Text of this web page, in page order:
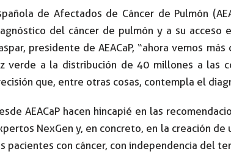
de Afectados de Cáncer de Pulmón
del cáncer de pulmón y a su
presidente de AEACaP, “ahora vemos
verde a la distribución de 40 millones a las
que, entre otras cosas, contempla el
AEACaP hacen hincapié en las
NexGen y, en concreto, en la creación
pacientes con cáncer, con independencia del